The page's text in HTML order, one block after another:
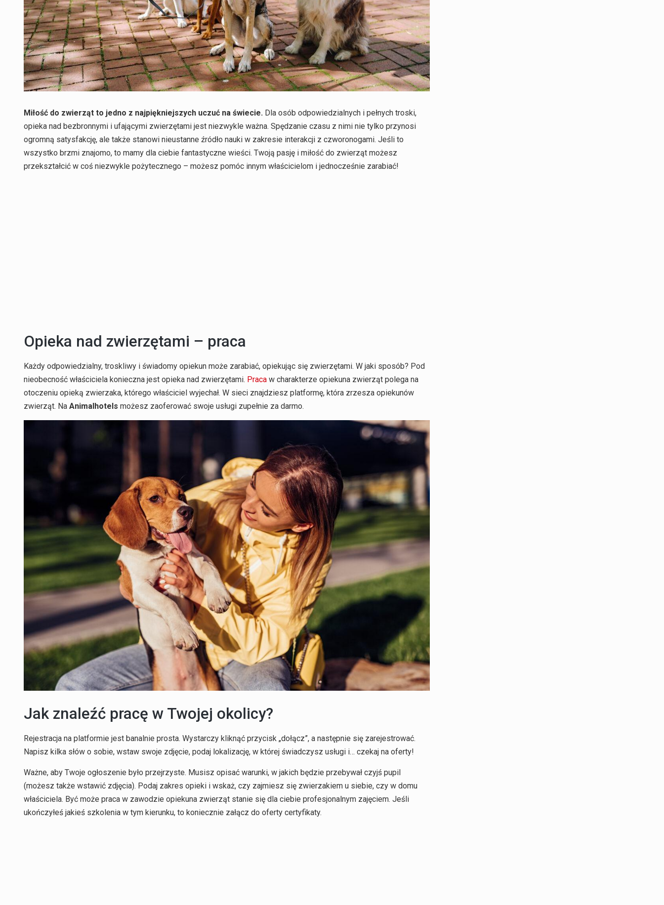
Miłość do zwierząt to jedno z najpiękniejszych uczuć na świecie. Dla osób odpowiedzialnych i pełnych troski,
opieka nad bezbronnymi i ufającymi zwierzętami jest niezwykle ważna. Spędzanie czasu z nimi nie tylko przynosi
ogromną satysfakcję, ale także stanowi nieustanne źródło nauki w zakresie interakcji z czworonogami. Jeśli to
wszystko brzmi znajomo, to mamy dla ciebie fantastyczne wieści. Twoją pasję i miłość do zwierząt możesz
przekształcić w coś niezwykle pożytecznego – możesz pomóc innym właścicielom i jednocześnie zarabiać!
Opieka nad zwierzętami – praca
Każdy odpowiedzialny, troskliwy i świadomy opiekun może zarabiać, opiekując się zwierzętami. W jaki sposób? Pod
nieobecność właściciela konieczna jest opieka nad zwierzętami. Praca w charakterze opiekuna zwierząt polega na
otoczeniu opieką zwierzaka, którego właściciel wyjechał. W sieci znajdziesz platformę, która zrzesza opiekunów
zwierząt. Na Animalhotels możesz zaoferować swoje usługi zupełnie za darmo.
Jak znaleźć pracę w Twojej okolicy?
Rejestracja na platformie jest banalnie prosta. Wystarczy kliknąć przycisk „dołącz”, a następnie się zarejestrować.
Napisz kilka słów o sobie, wstaw swoje zdjęcie, podaj lokalizację, w której świadczysz usługi i… czekaj na oferty!
Ważne, aby Twoje ogłoszenie było przejrzyste. Musisz opisać warunki, w jakich będzie przebywał czyjś pupil
(możesz także wstawić zdjęcia). Podaj zakres opieki i wskaż, czy zajmiesz się zwierzakiem u siebie, czy w domu
właściciela. Być może praca w zawodzie opiekuna zwierząt stanie się dla ciebie profesjonalnym zajęciem. Jeśli
ukończyłeś jakieś szkolenia w tym kierunku, to koniecznie załącz do oferty certyfikaty.